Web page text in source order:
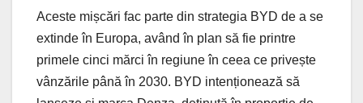
Aceste mișcări fac parte din strategia BYD de a se
extinde în Europa, având în plan să fie printre
primele cinci mărci în regiune în ceea ce privește
vânzările până în 2030. BYD intenționează să